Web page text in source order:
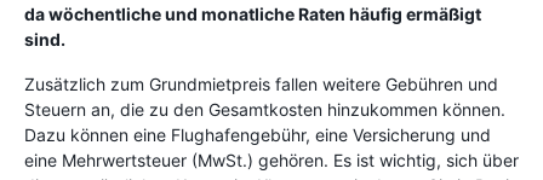
da wöchentliche und monatliche Raten häufig ermäßigt
sind.
Zusätzlich zum Grundmietpreis fallen weitere Gebühren und
Steuern an, die zu den Gesamtkosten hinzukommen können.
Dazu können eine Flughafengebühr, eine Versicherung und
eine Mehrwertsteuer (MwSt.) gehören. Es ist wichtig, sich über